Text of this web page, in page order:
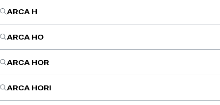
ARCA H
ARCA HO
ARCA HOR
ARCA HORI